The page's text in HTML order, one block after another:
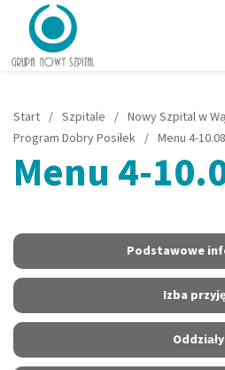
Start / Szpitale /
Program Dobry Posiłek / Menu 4-
Menu 4-
Podstawowe
Izba
Oddziały